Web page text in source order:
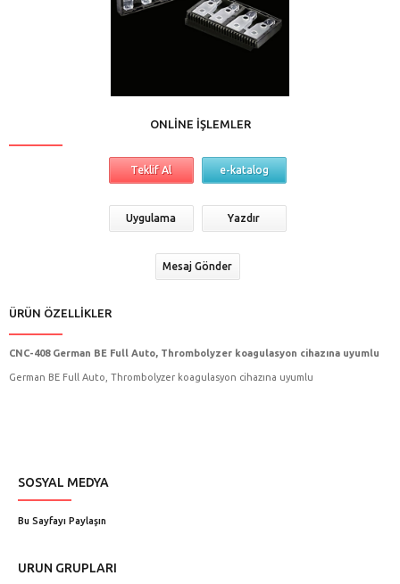
ONLINE İŞLEMLER
Teklif Al e-katalog
Uygulama Yazdır
Mesaj Gönder
ÜRÜN ÖZELLIKLER
CNC-408 German BE Full Auto, Thrombolyzer koagulasyon cihazına uyumlu
German BE Full Auto, Thrombolyzer koagulasyon cihazına uyumlu
SOSYAL MEDYA
Bu Sayfayı Paylaşın
ÜRÜN GRUPLARI